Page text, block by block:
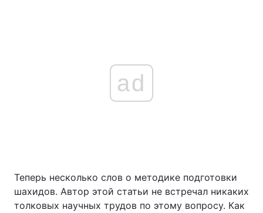
ad
Теперь несколько слов о методике подготовки
шахидов. Автор этой статьи не встречал никаких
толковых научных трудов по этому вопросу. Как